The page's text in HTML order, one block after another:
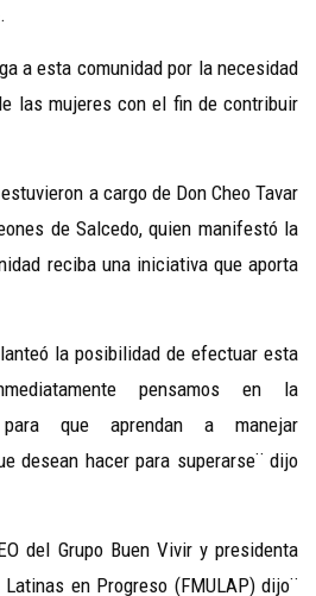
a esta comunidad por la necesidad
las mujeres con el fin de contribuir
a cargo de Don Cheo Tavar
de Salcedo, quien manifestó la
reciba una iniciativa que aporta
la posibilidad de efectuar esta
pensamos en la
que aprendan a manejar
desean hacer para superarse¨ dijo
del Grupo Buen Vivir y presidenta
en Progreso (FMULAP) dijo¨